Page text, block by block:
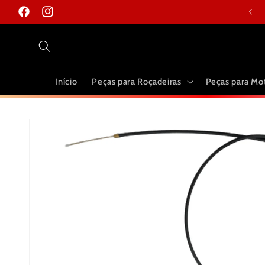
Pular
para o
conteúdo
FacebookInstagram
Início Peças para Roçadeiras Peças para
informações
do produto